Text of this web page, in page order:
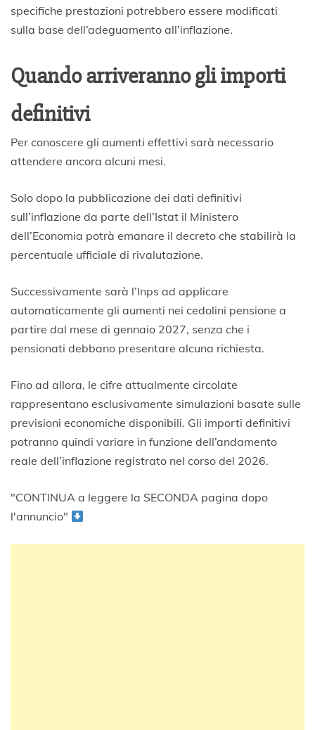
specifiche prestazioni potrebbero essere modificati
sulla base dell’adeguamento all’inflazione.
Quando arriveranno gli importi
definitivi
Per conoscere gli aumenti effettivi sarà necessario
attendere ancora alcuni mesi.
Solo dopo la pubblicazione dei dati definitivi
sull’inflazione da parte dell’Istat il Ministero
dell’Economia potrà emanare il decreto che stabilirà la
percentuale ufficiale di rivalutazione.
Successivamente sarà l’Inps ad applicare
automaticamente gli aumenti nei cedolini pensione a
partire dal mese di gennaio 2027, senza che i
pensionati debbano presentare alcuna richiesta.
Fino ad allora, le cifre attualmente circolate
rappresentano esclusivamente simulazioni basate sulle
previsioni economiche disponibili. Gli importi definitivi
potranno quindi variare in funzione dell’andamento
reale dell’inflazione registrato nel corso del 2026.
"CONTINUA a leggere la SECONDA pagina dopo
l'annuncio"